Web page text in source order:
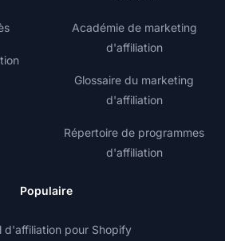
Académie de marketing
d'affiliation
Glossaire du marketing
d'affiliation
Répertoire de programmes
d'affiliation
Populaire
d'affiliation pour Shopify